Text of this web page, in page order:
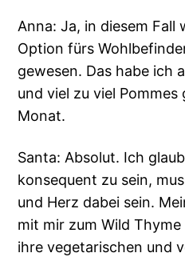
Anna: Ja, in diesem Fall
Option fürs
gewesen. Das habe ich
und viel zu viel Pommes
Monat.
Santa: Absolut. Ich
konsequent zu sein,
und Herz dabei sein.
mit mir zum Wild
ihre vegetarischen und